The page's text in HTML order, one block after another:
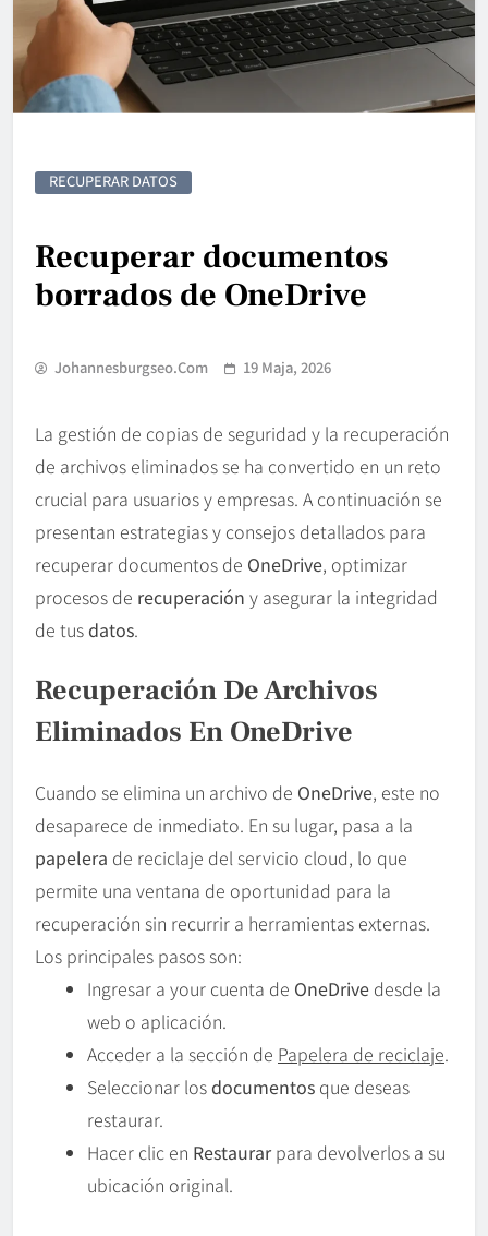
RECUPERAR DATOS
Recuperar documentos
borrados de OneDrive
Johannesburgseo.com 19 Maja, 2026
La gestión de copias de seguridad y la recuperación
de archivos eliminados se ha convertido en un reto
crucial para usuarios y empresas. A continuación se
presentan estrategias y consejos detallados para
recuperar documentos de OneDrive, optimizar
procesos de recuperación y asegurar la integridad
de tusdatos.
Recuperación De Archivos
Eliminados En OneDrive
Cuando se elimina un archivo de OneDrive, este no
desaparece de inmediato. En su lugar, pasa a la
papelera de reciclaje del servicio cloud, lo que
permite una ventana de oportunidad para la
recuperación sin recurrir a herramientas externas.
Los principales pasos son:
Ingresar a your cuenta de OneDrive desde la
web o aplicación.
Acceder a la sección de Papelera de reciclaje.
Seleccionar losdocumentos que deseas
restaurar.
Hacer clic en Restaurarpara devolverlos a su
ubicación original.